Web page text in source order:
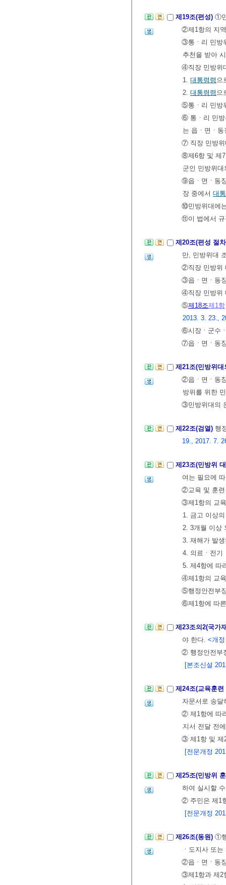
제19조(편성) ①
②제1항의 지역
③통ㆍ리 민방
추천을 받아
④직장 민방위
1. 대통령령 으
2. 대통령령 으
⑤통ㆍ리 민방
⑥ 통ㆍ리 민방
는 읍ㆍ면ㆍ
⑦ 직장 민방위
⑧제6항 및 제
군인 민방위
⑨읍ㆍ면ㆍ동
장 중에서 대
⑩민방위대에
⑪이 법에서 규
제20조(편성 절
만, 민방위대
②직장 민방위
③읍ㆍ면ㆍ동
④직장 민방위
⑤제18조제1항
2013. 3. 23.,
⑥시장ㆍ군수
⑦읍ㆍ면ㆍ동
제21조(민방위
②읍ㆍ면ㆍ동
방위를 위한
③민방위대의
제22조(검열) 행
19., 2017. 7.
제23조(민방위
여는 필요에
②교육 및 훈련
③제1항의 교
1. 금고 이상
2. 3개월 이상
3. 재해가 발
4. 의료ㆍ전기
5. 제4항에 따
④제1항의 교
⑤행정안전부
⑥제1항에 따
제23조의2(국가
야 한다. <개
② 행정안전부
[본조신설
제24조(교육훈
자문서로 송달
② 제1항에 따
지서 전달 전
③ 제1항 및 제
[전문개정
제25조(민방위
하여 실시할
② 주민은 제1
[전문개정
제26조(동원) ①
ㆍ도지사 또
②읍ㆍ면ㆍ동
③제1항과 제2